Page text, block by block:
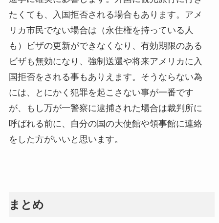
たくても、入国拒否される場合もあります。アメ
リカ市民でない場合は（永住権を持っている人
も）ビザの更新ができなくなり、有効期限のある
ビザも無効になり、強制送還や将来アメリカに入
国拒否をされる事もありえます。そうならない為
には、とにかく犯罪を起こさない事が一番です
が、もし万が一警察に逮捕された場合は裁判所に
呼ばれる前に、自分の国の大使館や領事館に連絡
をした方がいいと思います。
まとめ